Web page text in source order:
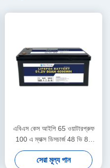
এবিএস কেস আইপি 65 ওয়াটারপ্রুফ
100 এ ম্যাক্স ডিসচার্জ 48 ভি 80
এএইচ সৌর জন্য লিথিয়াম আয়ন ব্যাটারি
সেরা মূল্য পান